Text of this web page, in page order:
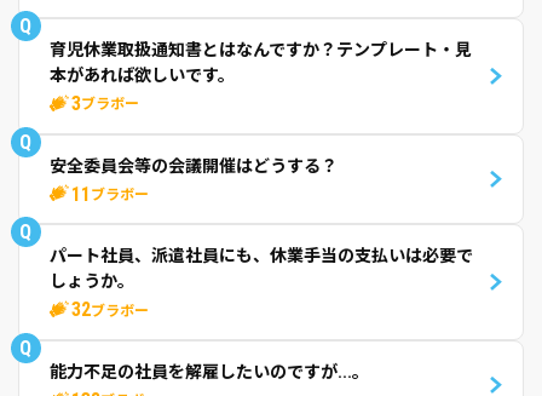
Q
育児休業取扱通知書とはなんですか？テンプレート・見
本があれば欲しいです。
3ブラボー
Q
安全委員会等の会議開催はどうする？
11 ブラボー
Q
パート社員、派遣社員にも、休業手当の支払いは必要で
しょうか。
32ブラボー
Q
能力不足の社員を解雇したいのですが...。